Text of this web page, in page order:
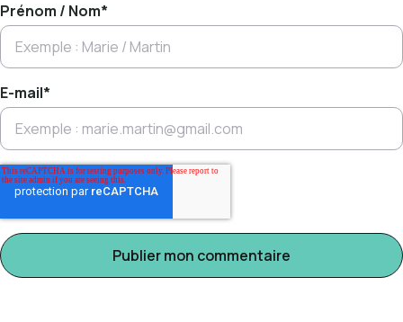
Prénom / Nom*
E-mail*